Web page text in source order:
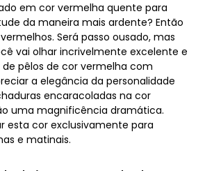
em cor vermelha quente para
da maneira mais ardente? Então
Será passo ousado, mas
vai olhar incrivelmente excelente e
de pêlos de cor vermelha com
a elegância da personalidade
encaracoladas na cor
uma magnificência dramática.
esta cor exclusivamente para
e matinais.